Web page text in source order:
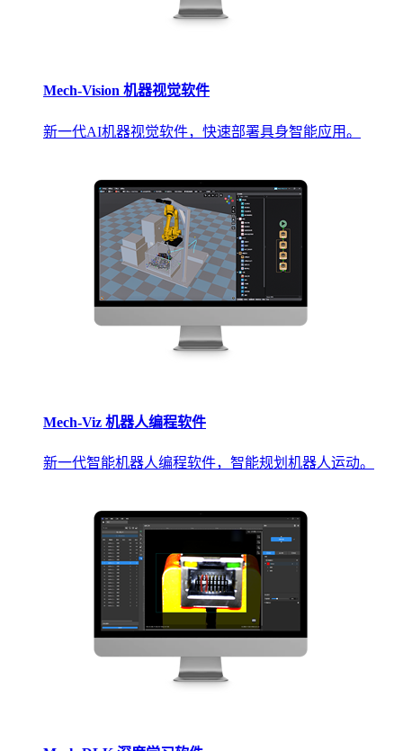
Mech-Vision 机器视觉软件
新一代AI机器视觉软件，快速部署具身智能应用。
Mech-Viz 机器人编程软件
新一代智能机器人编程软件，智能规划机器人运动。